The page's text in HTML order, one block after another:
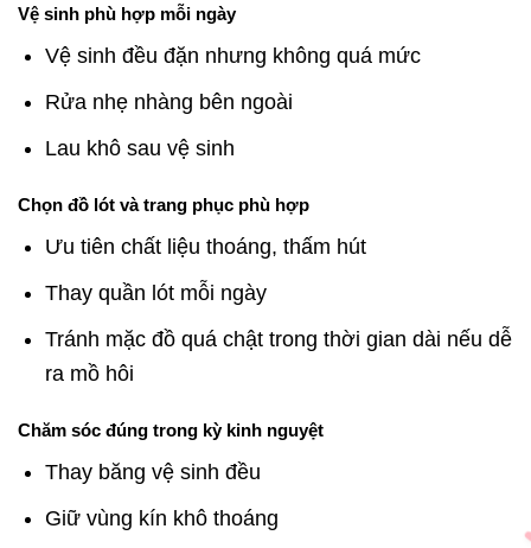
Vệ sinh phù hợp mỗi ngày
Vệ sinh đều đặn nhưng không quá mức
Rửa nhẹ nhàng bên ngoài
Lau khô sau vệ sinh
Chọn đồ lót và trang phục phù hợp
Ưu tiên chất liệu thoáng, thấm hút
Thay quần lót mỗi ngày
Tránh mặc đồ quá chật trong thời gian dài nếu dễ
ra mồ hôi
Chăm sóc đúng trong kỳ kinh nguyệt
Thay băng vệ sinh đều
Giữ vùng kín khô thoáng